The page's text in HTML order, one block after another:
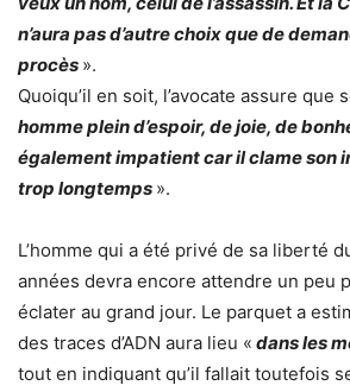
n’aura pas d’autre choix que de
procès ».
Quoiqu’il en soit, l’avocate assure que
homme plein d’espoir, de joie, de
également impatient car il clame son
trop longtemps ».
L’homme qui a été privé de sa liberté
années devra encore attendre un peu
éclater au grand jour. Le parquet a
des traces d’ADN aura lieu « dans les
tout en indiquant qu’il fallait toutefois